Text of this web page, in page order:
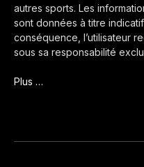
autres sports. Les
sont données à titre
conséquence, l’utilisateur
sous sa responsabilité
Plus …